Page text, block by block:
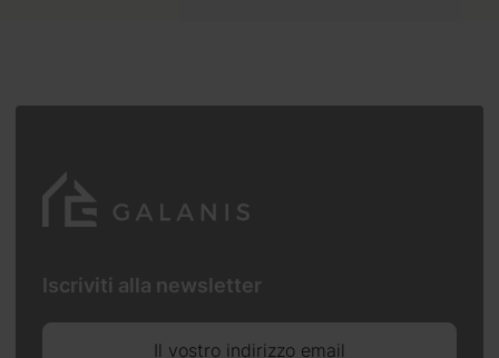
Iscriviti alla newsletter
Il vostro indirizzo email